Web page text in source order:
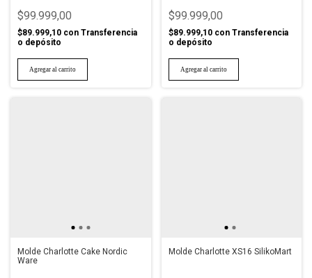
$99.999,00
$89.999,10 con Transferencia
o depósito
$99.999,00
$89.999,10 con Transferencia
o depósito
Molde Charlotte Cake Nordic
Ware
Molde Charlotte XS16 SilikoMart